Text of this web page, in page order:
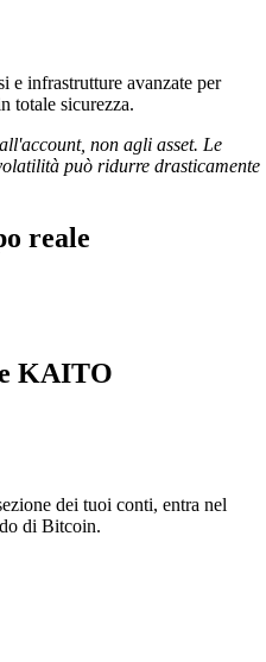
infrastrutture avanzate per
totale sicurezza.
non agli asset. Le
può ridurre drasticamente
reale
KAITO
dei tuoi conti, entra nel
di Bitcoin.